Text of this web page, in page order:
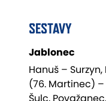
SESTAVY
Jablonec
Hanuš –
(76. Martinec)